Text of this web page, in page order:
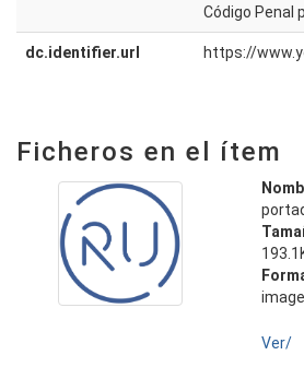
Código Penal
dc.identifier.url https://
Ficheros en el ítem
Ver/